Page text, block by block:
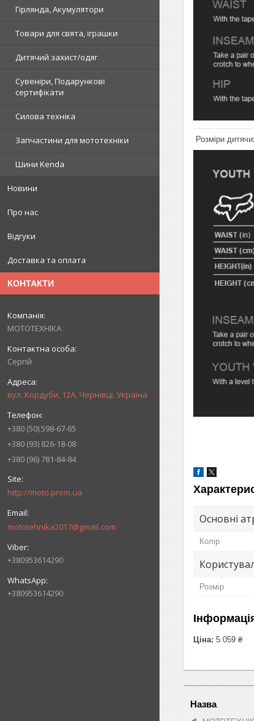
Гірлянда, Акумулятори
Товари для свята, іграшки
Дитячий захист/одяг
Сувеніри, Подарункові
сертифікати
Силова техніка
Запчастини для мототехніки
Шини Kenda
Новини
Про нас
Відгуки
Доставка та оплата
КОНТАКТИ
МОТОТЕХНІКА
Сергій
вул. Кордуби, 12А, Чернівці, Україна
+380 (50) 598-67-65
+380 (93) 826-18-08
+380 (96) 781-84-84
http://moto.prom.ua
mototehnika2017@gmail.com
+380953614290
+380953614290
Розміри
Основні
Колір
Розмір
Ціна: 5 059 ₴